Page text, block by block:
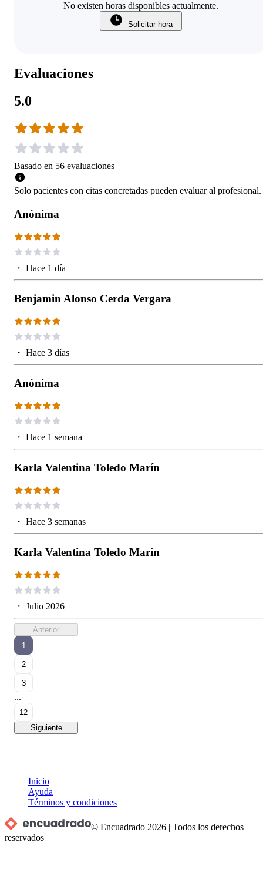
No existen horas disponibles actualmente.
Solicitar hora
Evaluaciones
5.0
Basado en 56 evaluaciones
Solo pacientes con citas concretadas pueden evaluar al profesional.
Anónima
・ Hace 1 día
Benjamin Alonso Cerda Vergara
・ Hace 3 días
Anónima
・ Hace 1 semana
Karla Valentina Toledo Marín
・ Hace 3 semanas
Karla Valentina Toledo Marín
・ Julio 2026
Anterior
1
2
3
...
12
Siguiente
Inicio
Ayuda
Términos y condiciones
© Encuadrado 2026 |Todos los derechos
reservados